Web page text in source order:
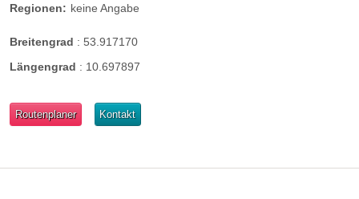
Regionen: keine Angabe
Breitengrad : 53.917170
Längengrad : 10.697897
Routenplaner Kontakt